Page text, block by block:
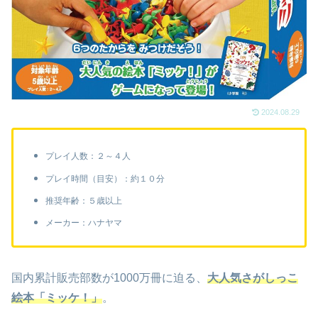
2024.08.29
プレイ人数：２～４人
プレイ時間（目安）：約１０分
推奨年齢：５歳以上
メーカー：ハナヤマ
国内累計販売部数が1000万冊に迫る、 大人気さがしっこ
絵本「ミッケ！」。